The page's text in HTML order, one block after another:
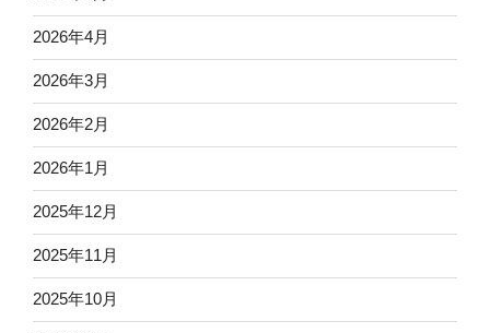
2026年4月
2026年3月
2026年2月
2026年1月
2025年12月
2025年11月
2025年10月